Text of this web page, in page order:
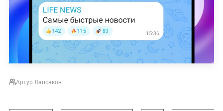
Артур Лапсаков